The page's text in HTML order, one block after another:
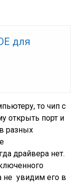
для
то чип с
открыть порт и
разных
драйвера нет.
не увидим его в